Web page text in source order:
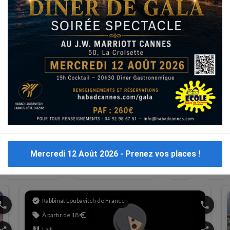
Bassari Livraison Sushi israéliens Autour
verified Rabbinat Loubavitch de France
sell À partir de 18euro
phone
Mercredi 12 Août 2026 - Prenez vos places !